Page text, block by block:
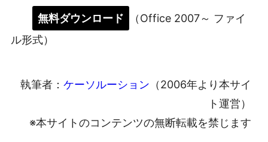
無料ダウンロード
（Office 2007～ ファイ
ル形式）
執筆者： ケーソルーション （2006年より本サイ
ト運営）
※本サイトのコンテンツの無断転載を禁じます